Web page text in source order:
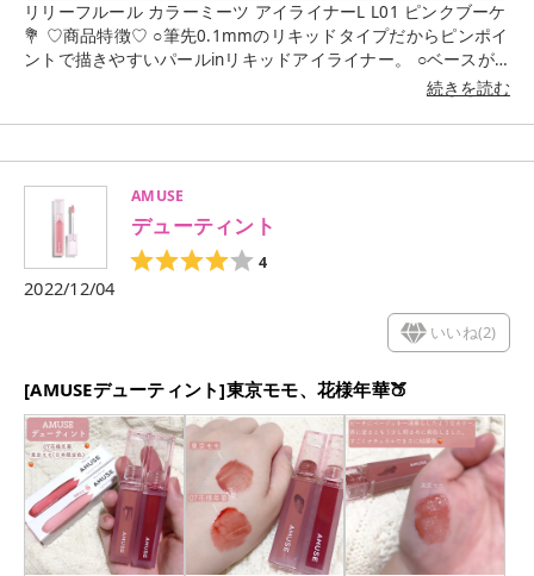
リリーフルール カラーミーツ アイライナーL L01 ピンクブーケ
💐 ♡商品特徴♡ ○筆先0.1mmのリキッドタイプだからピンポイ
ントで描きやすいパールinリキッドアイライナー。 ○ベースが
透明でパールがキレイに見えるからアイシャドウのように大粒
イナー専用の筆先0.1mmのコシのある国産極細筆 ○パールが詰
私は涙袋や下まぶたのキワに入れて目元をうるっと見せるのが
お気に入りの使い方です🐰 アイラインを引いた下に入れても目
尻がうるっとして明るく見えるのでおすすめです☺︎
#supportedbylilyfleur #エリザベス化粧品 #リリーフルール#カ
ラーミーツアイライナー #秘め色カラー#裏切らないカラーアイ
ライナー #描けるパール#涙袋#うさぎメイク #デートメイク #
続きを読む
AMUSE
デューティント
4
2022/12/04
いいね(2)
[AMUSEデューティント]東京モモ、花様年華🍑